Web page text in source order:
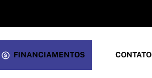
FINANCIAMENTOS CONTATO